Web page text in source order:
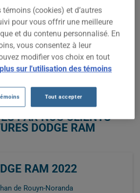
ou une autre année, ou
pour un prix personnalisé.
assurance pour votre véhicule DODGE
que jamais de comparer les options
À BAS PRIX POUR VOTRE DODGE RAM
PAR NOS CLIENTS
DODGE RAM
RAM 2022
de Rouyn-Noranda
(cookies) et d’autres
pour vous offrir une meilleure
et du contenu personnalisé. En
vous consentez à leur
modifier vos choix en tout
sur l'utilisation des témoins
Tout accepter